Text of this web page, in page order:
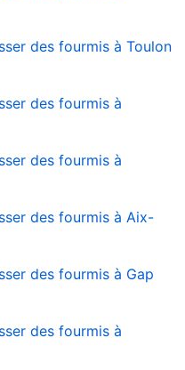
des fourmis à Toulon
des fourmis à
des fourmis à
des fourmis à Aix-
des fourmis à Gap
des fourmis à